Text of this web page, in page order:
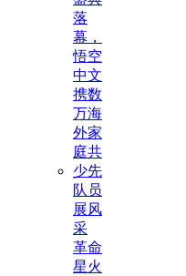
落
幕，
悟空
中文
携数
万海
外家
庭共
少先
队员
展风
采
革命
星火